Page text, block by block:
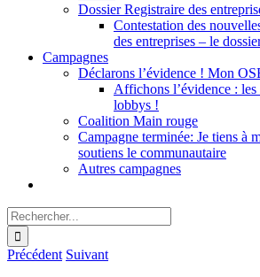
Dossier Registraire des
Contestation des
des entreprises – le
Campagnes
Déclarons l’évidence ! Mon
Affichons l’évidence :
lobbys !
Coalition Main rouge
Campagne terminée: Je tiens à
soutiens le communautaire
Autres campagnes
Rechercher:
Précédent Suivant